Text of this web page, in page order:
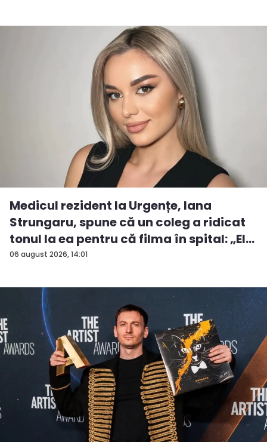
06 august 2026, 14:01
Medicul rezident la Urgențe, Iana
Strungaru, spune că un coleg a ridicat
tonul la ea pentru că filma în spital: „El
a...